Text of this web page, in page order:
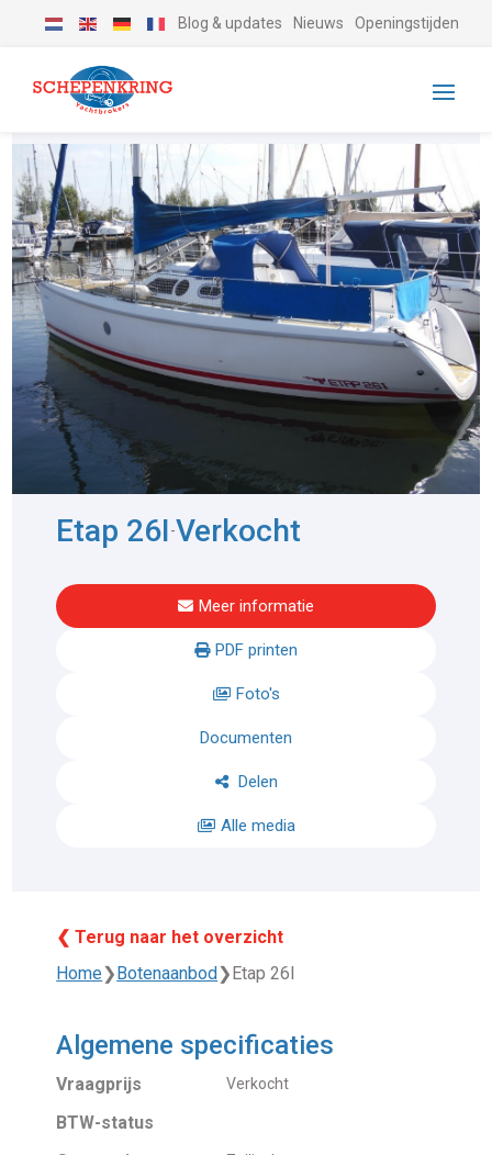
Blog & updates Nieuws Openingstijden
Etap 26I-Verkocht
Meer informatie
PDF printen
Foto's
Documenten
Delen
Alle media
❮ Terug naar het overzicht
Home❯Botenaanbod❯Etap 26I
Algemene specificaties
Vraagprijs Verkocht
BTW-status